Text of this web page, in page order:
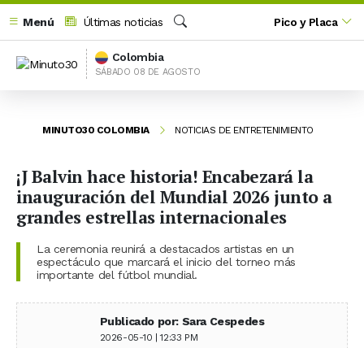
Menú
Últimas noticias
Buscar
Pico y Placa
Colombia
SÁBADO 08 DE AGOSTO
MINUTO30 COLOMBIA NOTICIAS DE ENTRETENIMIENTO
¡J Balvin hace historia! Encabezará la
inauguración del Mundial 2026 junto a
grandes estrellas internacionales
La ceremonia reunirá a destacados artistas en un
espectáculo que marcará el inicio del torneo más
importante del fútbol mundial.
Publicado por: Sara Cespedes
2026-05-10 | 12:33 PM